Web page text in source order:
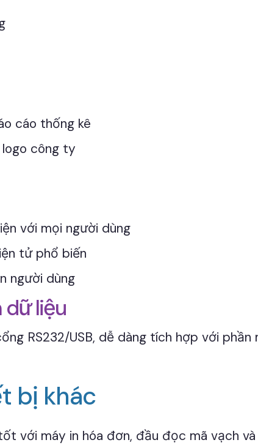
cáo thống kê
logo công ty
với mọi người dùng
tử phổ biến
người dùng
dữ liệu
RS232/USB, dễ dàng tích hợp với phần
bị khác
với máy in hóa đơn, đầu đọc mã vạch và